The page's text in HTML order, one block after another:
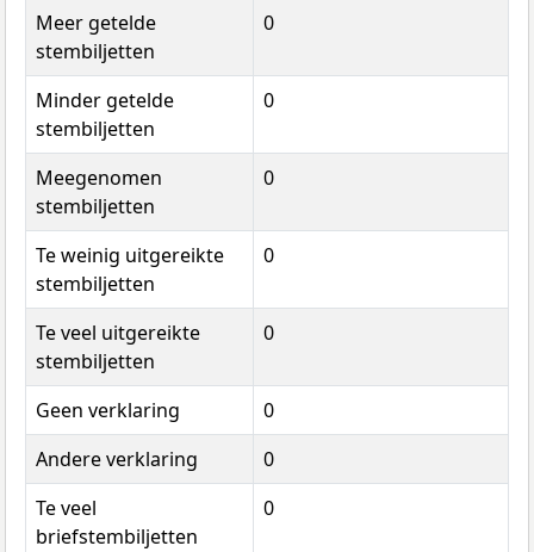
Meer getelde
stembiljetten
0
Minder getelde
stembiljetten
0
Meegenomen
stembiljetten
0
Te weinig uitgereikte
stembiljetten
0
Te veel uitgereikte
stembiljetten
0
Geen verklaring
0
Andere verklaring
0
Te veel
briefstembiljetten
0